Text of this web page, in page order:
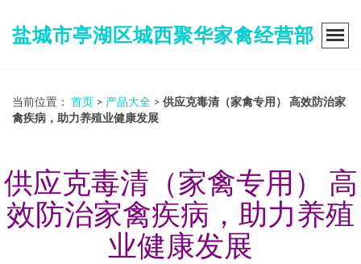
盐城市亭湖区城西聚华家禽经营部
当前位置： 首页 > 产品大全 > 供应克毒清（家禽专用） 高效防治家
禽疾病，助力养殖业健康发展
供应克毒清（家禽专用） 高
效防治家禽疾病，助力养殖
业健康发展